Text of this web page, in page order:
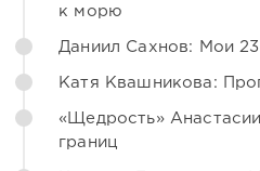
к морю
Даниил Сахнов: Мои 23
Катя Квашникова:
«Щедрость»
границ